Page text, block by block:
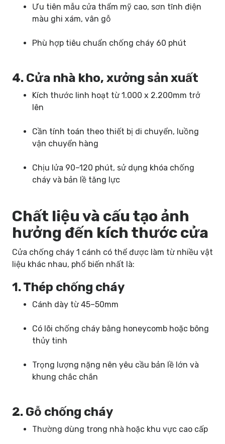
Ưu tiên mẫu cửa thẩm mỹ cao, sơn tĩnh điện
màu ghi xám, vân gỗ
Phù hợp tiêu chuẩn chống cháy 60 phút
4. Cửa nhà kho, xưởng sản xuất
Kích thước linh hoạt từ 1.000 x 2.200mm trở
lên
Cần tính toán theo thiết bị di chuyển, luồng
vận chuyển hàng
Chịu lửa 90–120 phút, sử dụng khóa chống
cháy và bản lề tăng lực
Chất liệu và cấu tạo ảnh
hưởng đến kích thước cửa
Cửa chống cháy 1 cánh có thể được làm từ nhiều vật
liệu khác nhau, phổ biến nhất là:
1. Thép chống cháy
Cánh dày từ 45–50mm
Có lõi chống cháy bằng honeycomb hoặc bông
thủy tinh
Trọng lượng nặng nên yêu cầu bản lề lớn và
khung chắc chắn
2. Gỗ chống cháy
Thường dùng trong nhà hoặc khu vực cao cấp